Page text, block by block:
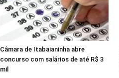
Câmara de Itabaianinha abre
concurso com salários de até R$ 3
mil